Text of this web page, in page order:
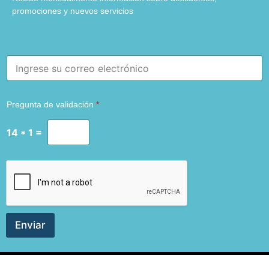
promociones y nuevos servicios
E
a
lPregunta de validación *
14 * 1 =
Enviar